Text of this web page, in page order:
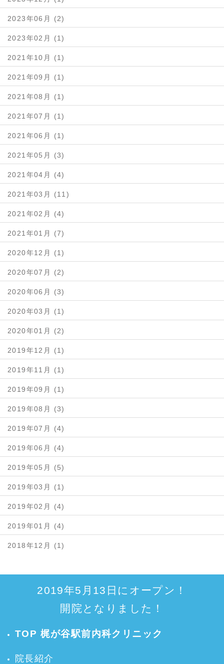
2023年06月 (2)
2023年02月 (1)
2021年10月 (1)
2021年09月 (1)
2021年08月 (1)
2021年07月 (1)
2021年06月 (1)
2021年05月 (3)
2021年04月 (4)
2021年03月 (11)
2021年02月 (4)
2021年01月 (7)
2020年12月 (1)
2020年07月 (2)
2020年06月 (3)
2020年03月 (1)
2020年01月 (2)
2019年12月 (1)
2019年11月 (1)
2019年09月 (1)
2019年08月 (3)
2019年07月 (4)
2019年06月 (4)
2019年05月 (5)
2019年03月 (1)
2019年02月 (4)
2019年01月 (4)
2018年12月 (1)
2019年5月13日にオープン！
開院となりました！
TOP 梶が谷駅前内科クリニック
院長紹介